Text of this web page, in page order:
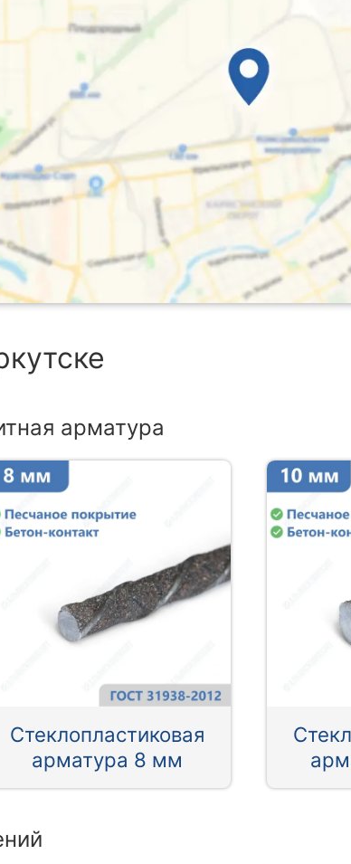
арматура
Стеклопластиковая
арматура 8 мм